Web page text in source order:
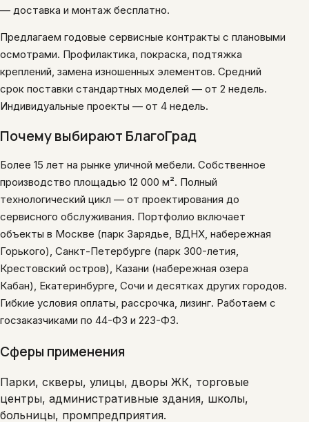
— доставка и монтаж бесплатно.
Предлагаем годовые сервисные контракты с плановыми
осмотрами. Профилактика, покраска, подтяжка
креплений, замена изношенных элементов. Средний
срок поставки стандартных моделей — от 2 недель.
Индивидуальные проекты — от 4 недель.
Почему выбирают БлагоГрад
Более 15 лет на рынке уличной мебели. Собственное
производство площадью 12 000 м². Полный
технологический цикл — от проектирования до
сервисного обслуживания. Портфолио включает
объекты в Москве (парк Зарядье, ВДНХ, набережная
Горького), Санкт-Петербурге (парк 300-летия,
Крестовский остров), Казани (набережная озера
Кабан), Екатеринбурге, Сочи и десятках других городов.
Гибкие условия оплаты, рассрочка, лизинг. Работаем с
госзаказчиками по 44-ФЗ и 223-ФЗ.
Сферы применения
Парки, скверы, улицы, дворы ЖК, торговые
центры, административные здания, школы,
больницы, промпредприятия.